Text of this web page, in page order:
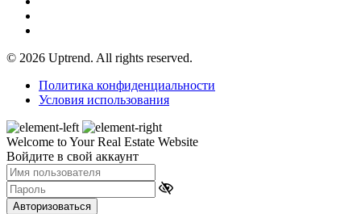
© 2026 Uptrend. All rights reserved.
Политика конфиденциальности
Условия использования
Welcome to Your Real Estate Website
Войдите в свой аккаунт
Авторизоваться